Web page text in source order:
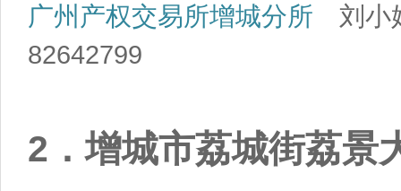
广州产权交易所增城分所 刘小
82642799
2．增城市荔城街荔景